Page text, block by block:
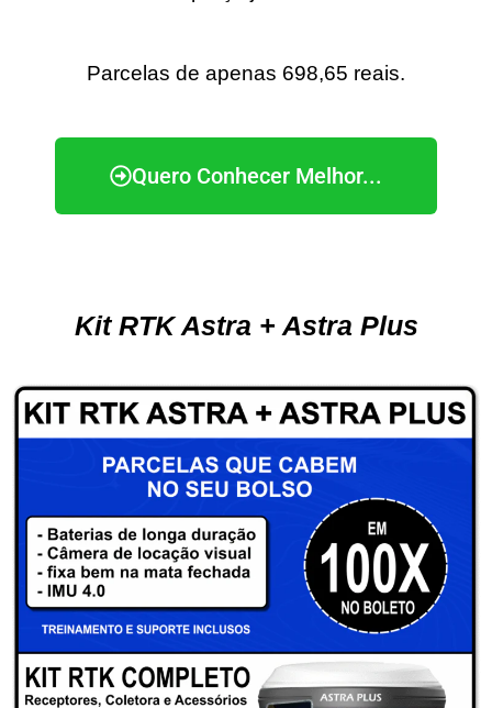
Parcelas de apenas 698,65 reais.
Quero Conhecer Melhor...
Kit RTK Astra + Astra Plus